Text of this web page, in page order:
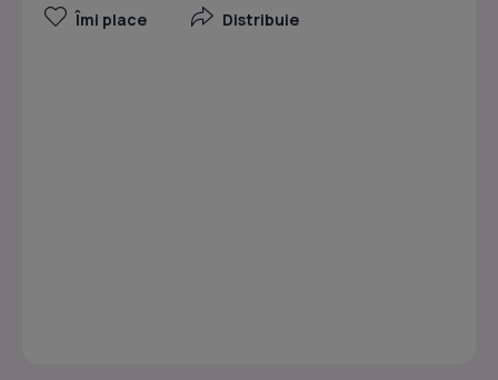
Îmi place Distribuie